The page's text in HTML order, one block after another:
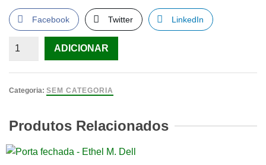
Facebook Twitter LinkedIn
Quantidade
volume
GAMA
FERNANDES.
ADICIONAR
Categoria: SEM CATEGORIA
Produtos Relacionados